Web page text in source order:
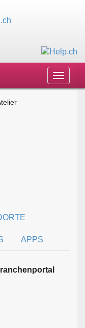
Toggle
APPS